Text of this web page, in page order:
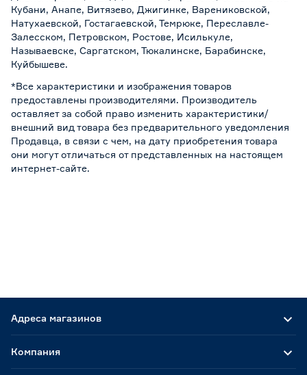
Кубани, Анапе, Витязево, Джигинке, Варениковской,
Натухаевской, Гостагаевской, Темрюке, Переславле-
Залесском, Петровском, Ростове, Исилькуле,
Называевске, Саргатском, Тюкалинске, Барабинске,
Куйбышеве.
*Все характеристики и изображения товаров
предоставлены производителями. Производитель
оставляет за собой право изменить характеристики/
внешний вид товара без предварительного уведомления
Продавца, в связи с чем, на дату приобретения товара
они могут отличаться от представленных на настоящем
интернет-сайте.
Адреса магазинов
Компания